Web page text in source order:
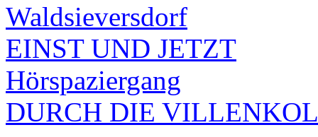
Waldsieversdorf
EINST UND JETZT
Hörspaziergang
DURCH DIE